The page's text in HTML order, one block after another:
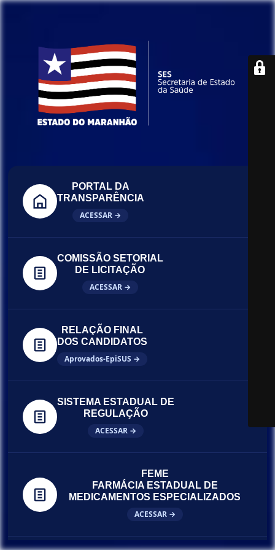
PORTAL DA
TRANSPARÊNCIA
ACESSAR →
COMISSÃO SETORIAL
DE LICITAÇÃO
ACESSAR →
RELAÇÃO FINAL
DOS CANDIDATOS
Aprovados-EpiSUS →
SISTEMA ESTADUAL DE
REGULAÇÃO
ACESSAR →
FEME
FARMÁCIA ESTADUAL DE
MEDICAMENTOS ESPECIALIZADOS
ACESSAR →